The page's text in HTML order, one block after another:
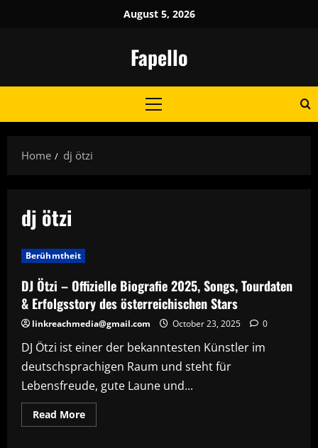
August 5, 2026
Fapello
Primary
Home
dj ötzi
dj ötzi
Berühmtheit
DJ Ötzi – Offizielle Biografie 2025, Songs, Tourdaten
& Erfolgsstory des österreichischen Stars
linkreachmedia@gmail.com October 23, 2025 0
DJ Ötzi ist einer der bekanntesten Künstler im
deutschsprachigen Raum und steht für
Lebensfreude, gute Laune und...
Read MoreRead
more